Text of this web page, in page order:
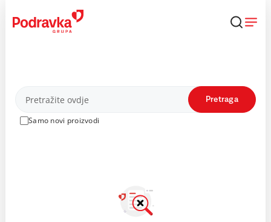
content
Proizvodi
Samo novi proizvodi
Pretraga